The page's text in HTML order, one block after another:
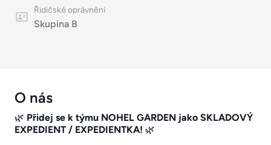
Řidičské oprávnění
Skupina B
O nás
🌿 Přidej se k týmu NOHEL GARDEN jako SKLADOVÝ
EXPEDIENT / EXPEDIENTKA! 🌿